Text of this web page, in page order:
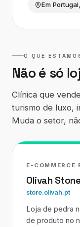
Em
O QUE
Não é só
Clínica que
turismo de luxo,
Muda o setor,
E-COMMERCE
Olivah
store.olivah.pt
Loja de pedra
de produto no